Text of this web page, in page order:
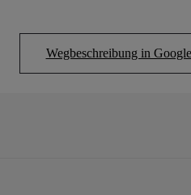
Wegbeschreibung in